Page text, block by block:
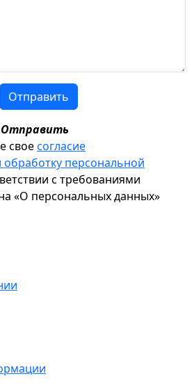
Отправить
Отправить
своесогласие
персональной
с требованиями
«О персональных данных»